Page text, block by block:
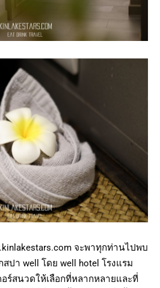
จะพาทุกท่านไปพบ
ปา well โดย well hotel โรงแรม
ร์สนวดให้เลือกที่หลากหลายและที่